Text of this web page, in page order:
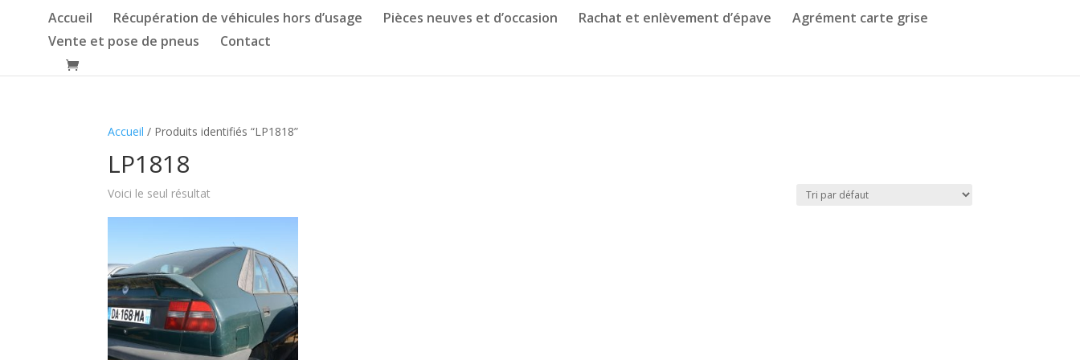
Accueil Récupération de véhicules hors d’usage Pièces neuves et d’occasion Rachat et enlèvement d’épave
Agrément carte grise
Vente et pose de pneus
Contact
Accueil / Produits identifiés “LP1818”
LP1818
Voici le seul résultat